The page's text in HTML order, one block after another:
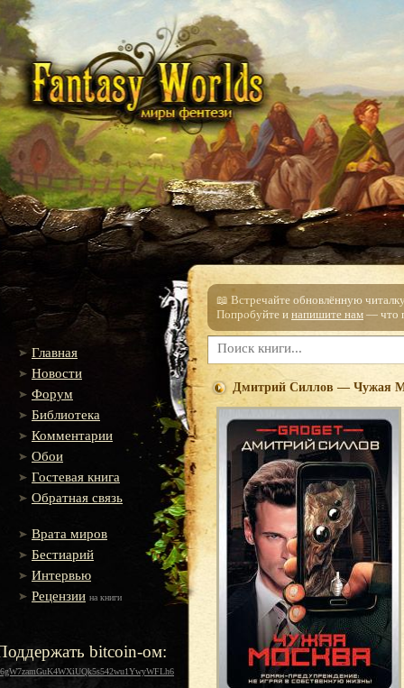
Главная
Новости
Форум
Библиотека
Комментарии
Обои
Гостевая книга
Обратная связь
Врата миров
Бестиарий
Интервью
Рецензии на книги
bitcoin-ом:
📖 Встречайте обновлённую
Попробуйте и напишите нам — что
Дмитрий Силлов — Чужая